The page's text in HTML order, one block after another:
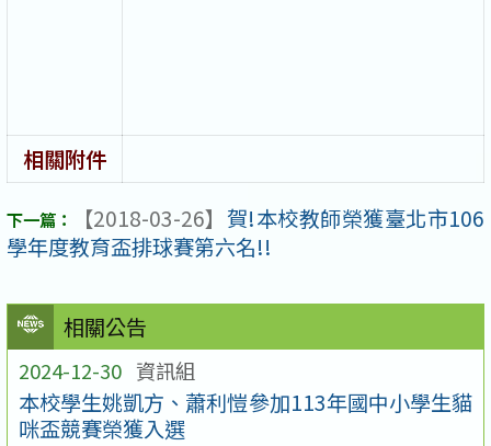
相關公告
2024-12-30 資訊組
本校學生姚凱方、蕭利愷參加113年國中小學生貓
咪盃競賽榮獲入選
相關附件
【2018-03-26】 賀!本校教師榮獲臺北市106
學年度教育盃排球賽第六名!!